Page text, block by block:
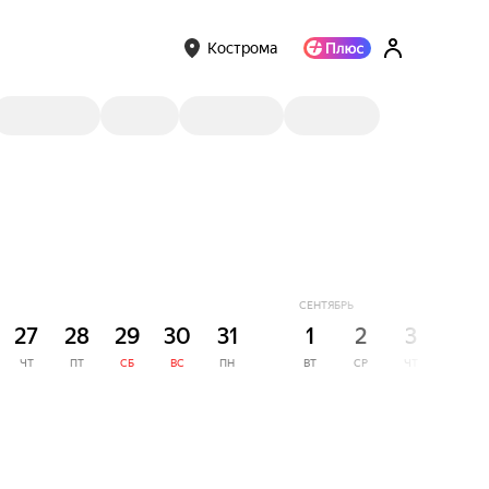
Кострома
27
ЧТ
28
ПТ
29
СБ
30
ВС
31
ПН
СЕНТЯБРЬ
1
ВТ
2
СР
3